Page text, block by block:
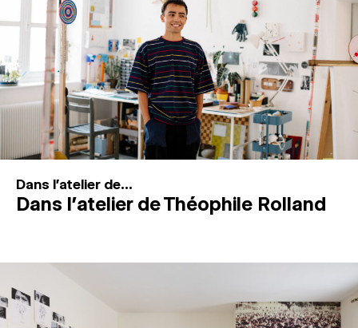
ESPACES DE PRATIQUE ARTISTIQUE ↓
Recherche
Connexion
Dans l'atelier de...
Dans l’atelier de Théophile Rolland